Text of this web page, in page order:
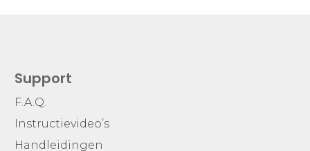
Support
F.A.Q.
Instructievideo’s
Handleidingen